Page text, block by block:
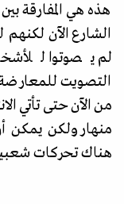
هذه هي المفارقة
الشارع الآن لكنهم
لم يصوتوا
التصويت
من الآن حتى تأتي
منهار ولكن يمكن
هناك تحركات